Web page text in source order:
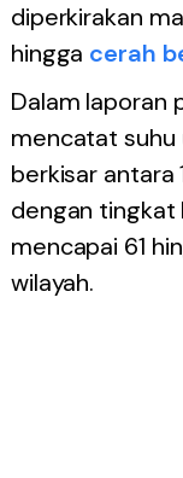
diperkirakan
hingga cerah
Dalam laporan
mencatat suhu
berkisar antara
dengan tingkat
mencapai 61
wilayah.